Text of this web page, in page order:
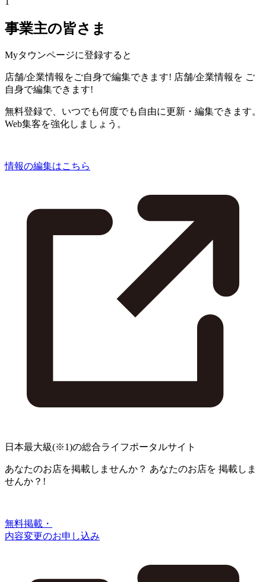
事業主の皆さま
Myタウンページに登録すると
店舗/企業情報をご自身で編集できます! 店舗/企業情報を ご
自身で編集できます!
無料登録で、いつでも何度でも自由に更新・編集できます。
Web集客を強化しましょう。
情報の編集はこちら
日本最大級(※1)の総合ライフポータルサイト
あなたのお店を掲載しませんか？ あなたのお店を 掲載しま
せんか？!
無料掲載・
内容変更のお申し込み